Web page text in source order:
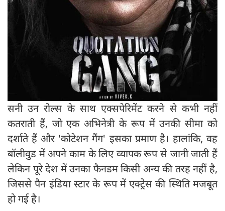
सनी उन रोल्स के साथ एक्सपेरिमेंट करने से कभी नहीं
कतराती हैं, जो एक अभिनेत्री के रूप में उनकी सीमा को
दर्शाते हैं और 'कोटेशन गैंग' इसका प्रमाण है। हालांकि, वह
बॉलीवुड में अपने काम के लिए व्यापक रूप से जानी जाती हैं
लेकिन पूरे देश में उनका फैनडम किसी अन्य की तरह नहीं है,
जिससे पैन इंडिया स्टार के रूप में एक्ट्रेस की स्थिति मजबूत
हो गई है।